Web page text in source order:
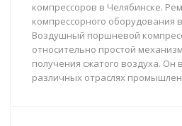
компрессоров в Челябинске.
компрессорного оборудования
Воздушный поршневой
относительно простой
получения сжатого воздуха. Он
различных отраслях